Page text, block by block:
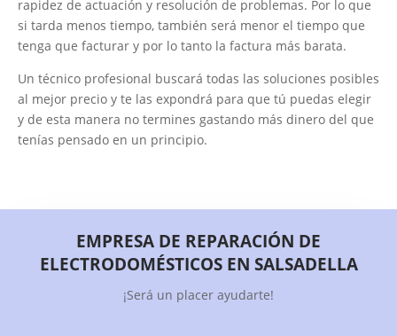
rapidez de actuación y resolución de problemas. Por lo que
si tarda menos tiempo, también será menor el tiempo que
tenga que facturar y por lo tanto la factura más barata.
Un técnico profesional buscará todas las soluciones posibles
al mejor precio y te las expondrá para que tú puedas elegir
y de esta manera no termines gastando más dinero del que
tenías pensado en un principio.
EMPRESA DE REPARACIÓN DE
ELECTRODOMÉSTICOS EN SALSADELLA
¡Será un placer ayudarte!